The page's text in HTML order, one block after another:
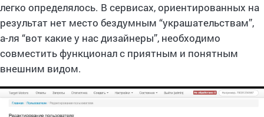
легко определялось. В сервисах, ориентированных на
результат нет место бездумным “украшательствам”,
а-ля “вот какие у нас дизайнеры”, необходимо
совместить функционал с приятным и понятным
внешним видом.